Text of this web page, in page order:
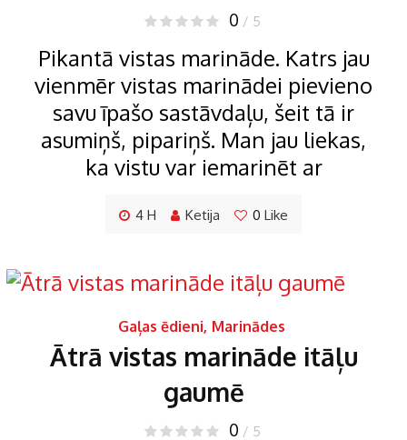
0 / 5
Pikantā vistas marināde. Katrs jau
vienmēr vistas marinādei pievieno
savu īpašo sastāvdaļu, šeit tā ir
asumiņš, pipariņš. Man jau liekas,
ka vistu var iemarinēt ar
4 H Ketija 0 Like
Gaļas ēdieni, Marinādes
Ātrā vistas marināde itāļu
gaumē
0 / 5